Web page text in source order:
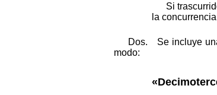
Si
la
Dos. Se incluye
modo: